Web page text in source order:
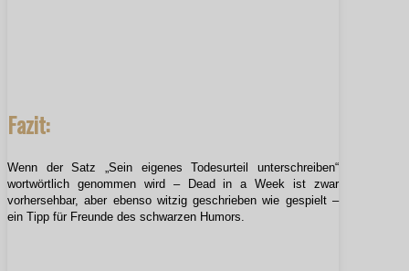
Fazit:
Wenn der Satz „Sein eigenes Todesurteil unterschreiben“
wortwörtlich genommen wird – Dead in a Week ist zwar
vorhersehbar, aber ebenso witzig geschrieben wie gespielt –
ein Tipp für Freunde des schwarzen Humors.